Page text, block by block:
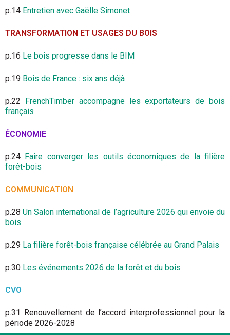
p.14 Entretien avec Gaëlle Simonet
TRANSFORMATION ET USAGES DU BOIS
p.16 Le bois progresse dans le BIM
p.19 Bois de France : six ans déjà
p.22 FrenchTimber accompagne les exportateurs de bois
français
ÉCONOMIE
p.24 Faire converger les outils économiques de la filière
forêt-bois
COMMUNICATION
p.28Un Salon international de l’agriculture 2026 qui envoie du
bois
p.29 La filière forêt-bois française célébrée au Grand Palais
p.30 Les événements 2026 de la forêt et du bois
CVO
p.31 Renouvellement de l’accord interprofessionnel pour la
période 2026-2028